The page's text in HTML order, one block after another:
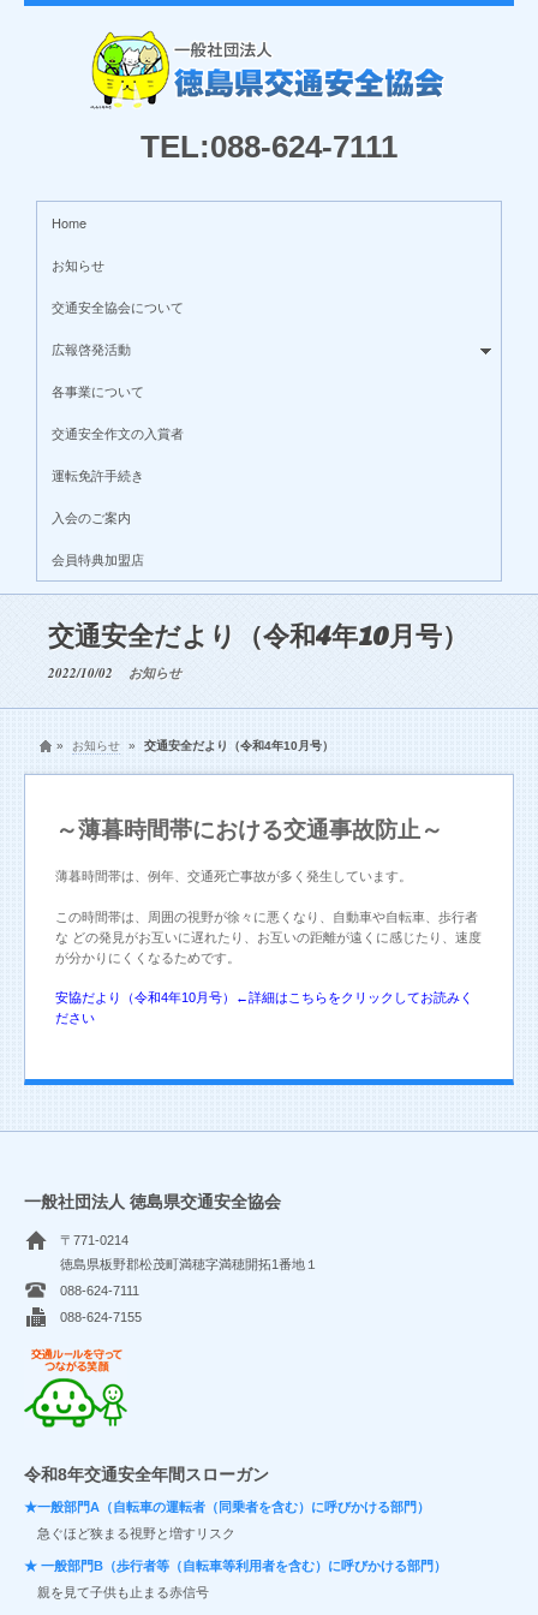
TEL:088-624-7111
Home
お知らせ
交通安全協会について
広報啓発活動
各事業について
交通安全作文の入賞者
運転免許手続き
入会のご案内
会員特典加盟店
交通安全だより（令和4年10月号）
2022/10/02 お知らせ
» お知らせ » 交通安全だより（令和4年10月号）
～薄暮時間帯における交通事故防止～
薄暮時間帯は、例年、交通死亡事故が多く発生しています。
この時間帯は、周囲の視野が徐々に悪くなり、自動車や自転車、歩行者
な どの発見がお互いに遅れたり、お互いの距離が遠くに感じたり、速度
が分かりにくくなるためです。
安協だより（令和4年10月号）←詳細はこちらをクリックしてお読みく
ださい
一般社団法人 徳島県交通安全協会
〒771-0214
徳島県板野郡松茂町満穂字満穂開拓1番地１
088-624-7111
088-624-7155
令和8年交通安全年間スローガン
★一般部門A（自転車の運転者（同乗者を含む）に呼びかける部門）
急ぐほど狭まる視野と増すリスク
★ 一般部門B（歩行者等（自転車等利用者を含む）に呼びかける部門）
親を見て子供も止まる赤信号